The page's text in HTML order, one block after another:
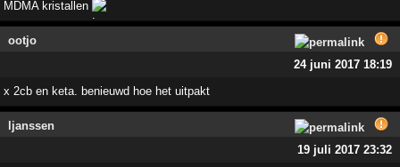
MDMA kristallen
ootjo
24 juni 2017 18:19
x 2cb en keta. benieuwd hoe het uitpakt
ljanssen
19 juli 2017 23:32